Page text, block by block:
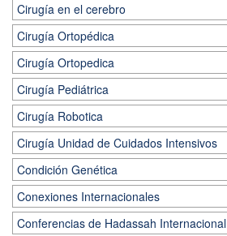
Cirugía en el cerebro
Cirugía Ortopédica
Cirugía Ortopedica
Cirugía Pediátrica
Cirugía Robotica
Cirugía Unidad de Cuidados Intensivos
Condición Genética
Conexiones Internacionales
Conferencias de Hadassah Internacional